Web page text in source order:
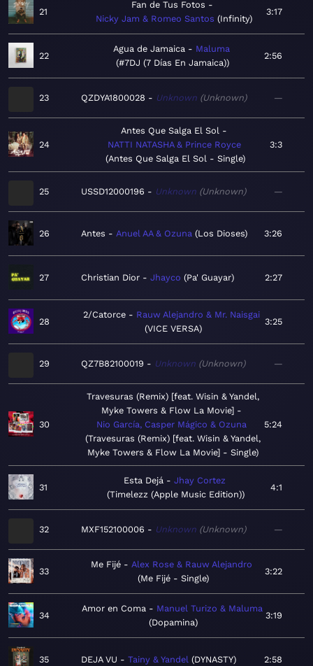
21
Fan de Tus Fotos
Nicky Jam & Romeo Santos Infinity
3:17
22
Agua de Jamaica
Maluma
#7DJ (7 Días En Jamaica)
2:56
23 QZDYA1800028 Unknown Unknown —
24
Antes Que Salga El Sol
NATTI NATASHA & Prince Royce
Antes Que Salga El Sol - Single
3:3
25 USSD12000196 Unknown Unknown —
26 Antes Anuel AA & Ozuna Los Dioses 3:26
27 Christian Dior Jhayco Pa' Guayar 2:27
28
2/Catorce
Rauw Alejandro & Mr. Naisgai
VICE VERSA
3:25
29 QZ7B82100019 Unknown Unknown —
30
Travesuras (Remix) [feat. Wisin & Yandel,
Myke Towers & Flow La Movie]
Nio García, Casper Mágico & Ozuna
Travesuras (Remix) [feat. Wisin & Yandel,
Myke Towers & Flow La Movie] - Single
5:24
31
Esta Dejá
Jhay Cortez
Timelezz (Apple Music Edition)
4:1
32 MXF152100006 Unknown Unknown —
33
Me Fijé
Alex Rose & Rauw Alejandro
Me Fijé - Single
3:22
34
Amor en Coma
Manuel Turizo & Maluma
Dopamina
3:19
35 DEJA VU Tainy & Yandel DYNASTY 2:58